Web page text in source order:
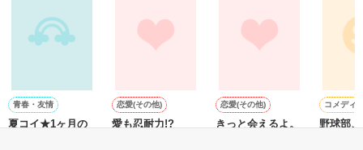
愛斗はまっすぐ私を見る。
青春・友情
夏コイ★1ヶ月の
恋愛(その他)
愛も忍耐力!?
恋愛(その他)
きっと会えるよ。
コメディ
野球部